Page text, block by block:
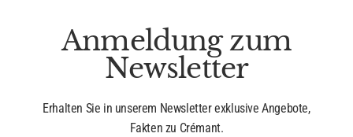
Anmeldung zum
Newsletter
Erhalten Sie in unserem Newsletter exklusive Angebote,
Fakten zu Crémant.